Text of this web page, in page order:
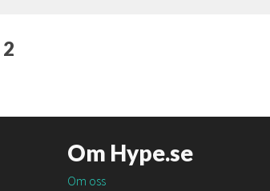
Om Hype.se
Om oss